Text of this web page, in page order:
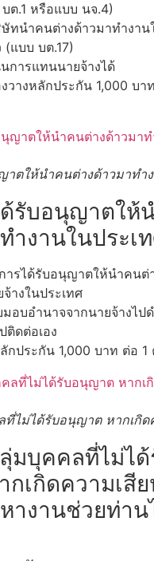
ต.1 หรือแบบ นจ.4)
ทนำคนต่างด้าวมาทำงาน
(แบบ บต.17)
การแทนนายจ้างได้
วางหลักประกัน 1,000 บา
ตให้นำคนต่างด้าวมาทำ
รับอนุญาตให้
ำงานในประเ
ารได้รับอนุญาตให้นำคนต่
างในประเทศ
อบอำนาจจากนายจ้างไป
ติดต่อเอง
กประกัน 1,000 บาท ต่อ 1
ไม่ได้รับอนุญาต หากเกิด
มบุคคลที่ไม่ได้
เกิดความเสีย
างานช่วยท่าน